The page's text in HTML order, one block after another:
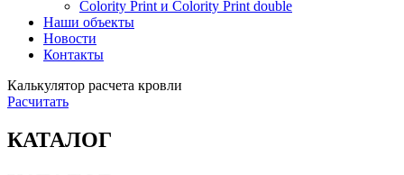
Colority Print и Colority Print double
Наши объекты
Новости
Контакты
Калькулятор расчета кровли
Расчитать
КАТАЛОГ